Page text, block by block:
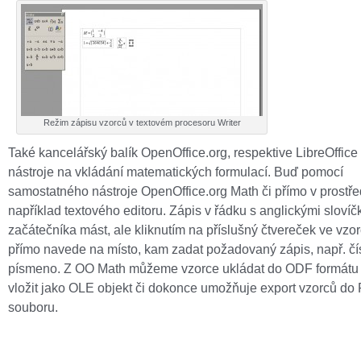
Režim zápisu vzorců v textovém procesoru Writer
Také kancelářský balík OpenOffice.org, respektive
nástroje na vkládání matematických formulací. Buď pomocí
samostatného nástroje OpenOffice.org Math či přímo v
například textového editoru. Zápis v řádku s anglickými
začátečníka mást, ale kliknutím na příslušný čtvereček ve
přímo navede na místo, kam zadat požadovaný zápis, např.
písmeno. Z OO Math můžeme vzorce ukládat do ODF
vložit jako OLE objekt či dokonce umožňuje export vzorců do
souboru.